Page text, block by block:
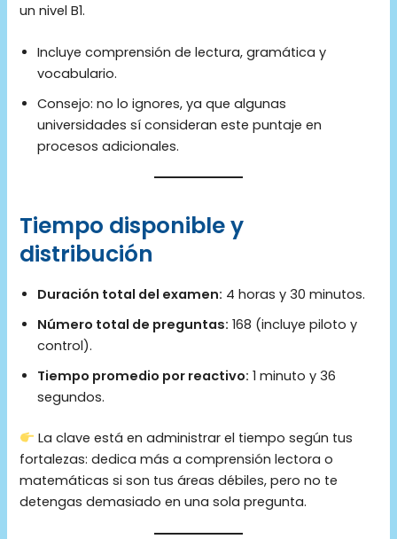
un nivel B1.
Incluye comprensión de lectura, gramática y
vocabulario.
Consejo: no lo ignores, ya que algunas
universidades sí consideran este puntaje en
procesos adicionales.
Tiempo disponible y
distribución
Duración total del examen: 4 horas y 30 minutos.
Número total de preguntas: 168 (incluye piloto y
control).
Tiempo promedio por reactivo: 1 minuto y 36
segundos.
La clave está en administrar el tiempo según tus
fortalezas: dedica más a comprensión lectora o
matemáticas si son tus áreas débiles, pero no te
detengas demasiado en una sola pregunta.